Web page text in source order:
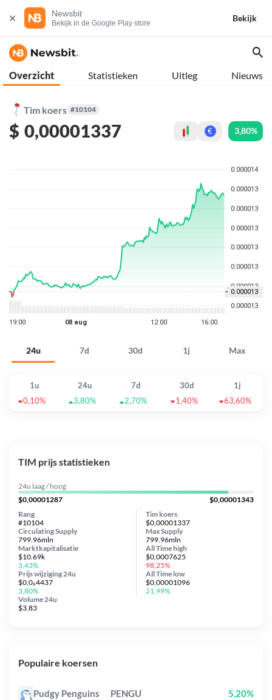
Newsbit
Bekijk in de Google Play store
Bekijk
Overzicht Statistieken Uitleg Nieuws
Tim koers #10104
$ 0,00001337 € 3,80%
24u 7d 30d 1j Max
1u 24u 7d 30d
1j
0,10%
3,80% 2,70% 1,40% 63,60%
TIM prijs statistieken
24u laag / hoog
$0,00001287
$0,00001343
Tim koers
$0,00001337
Circulating Supply
799.96mln
Prijs wijziging 24u
$0,0₆4437
3,80%
Max Supply
799.96mln
Marktkapitalisatie
$10.69k
3,43%
Volume 24u
$3.83
Rang
#10104
All Timehigh
$0,0007625
98,25%
All Time low
$0,00001096
21,99%
Populaire koersen
Pudgy Penguins PENGU 5,20%